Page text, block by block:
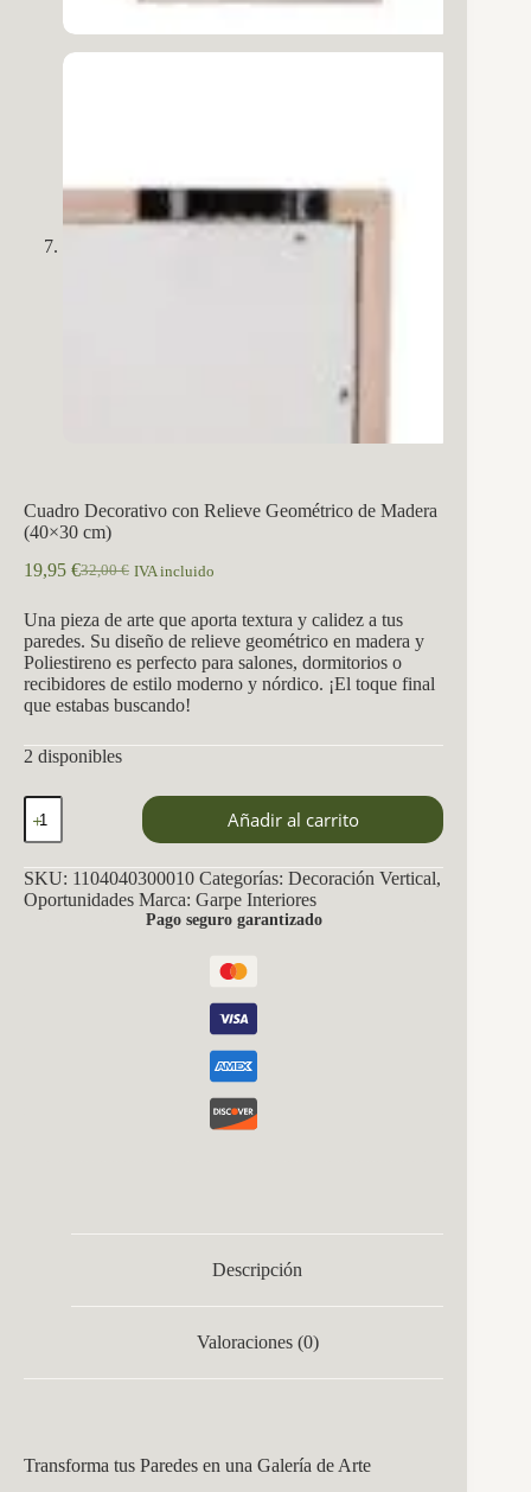
Cuadro Decorativo con Relieve Geométrico de Madera
(40×30 cm)
32,00€
El
original
era:
32,00 €.
19,95 €El
actual
es:
19,95 €.
IVA incluido
Una pieza de arte que aporta textura y calidez a tus
paredes. Su diseño de relieve geométrico en madera y
Poliestireno es perfecto para salones, dormitorios o
recibidores de estilo moderno y nórdico. ¡El toque final
que estabas buscando!
2 disponibles
Cuadro
Decorativo
con
Relieve
Geométrico
de
Añadir al carrito
SKU: 1104040300010 Categorías: Decoración Vertical,
Oportunidades Marca: Garpe Interiores
Pago seguro garantizado
Descripción
Valoraciones (0)
Transforma tus Paredes en una Galería de Arte